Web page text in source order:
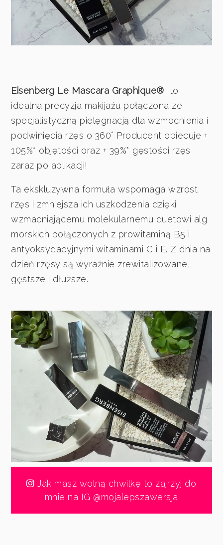
Eisenberg Le Mascara Graphique® to
idealna precyzja makijażu połączona ze
specjalistyczną pielęgnacją dla wzmocnienia i
podwinięcia rzęs o 360° Producent obiecuje +
105%* objętości oraz + 39%* gęstości rzęs
zaraz po aplikacji!
Ta ekskluzywna formuła wspomaga wzrost
rzęs i zmniejsza ich uszkodzenia dzięki
wzmacniającemu molekularnemu duetowi alg
morskich połączonych z prowitaminą B5 i
antyoksydacyjnymi witaminami C i E. Z dnia na
dzień rzęsy są wyraźnie zrewitalizowane,
gęstsze i dłuższe.
Jak masz wolną chwilkę to zajrzyj do
mnie na IG @mojalepszawersja